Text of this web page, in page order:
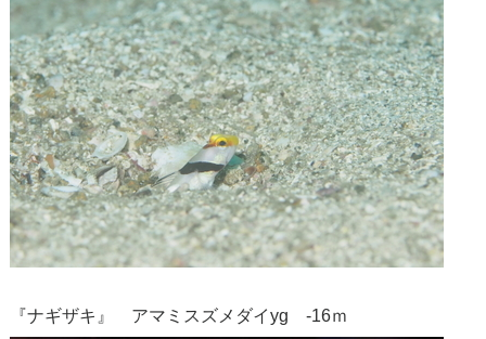
『ナギザキ』 アマミスズメダイyg -16ｍ